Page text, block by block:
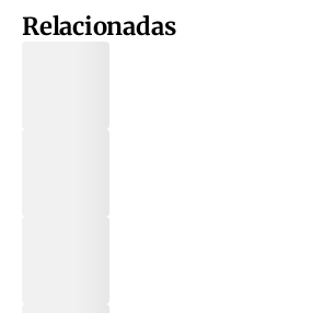
Relacionadas